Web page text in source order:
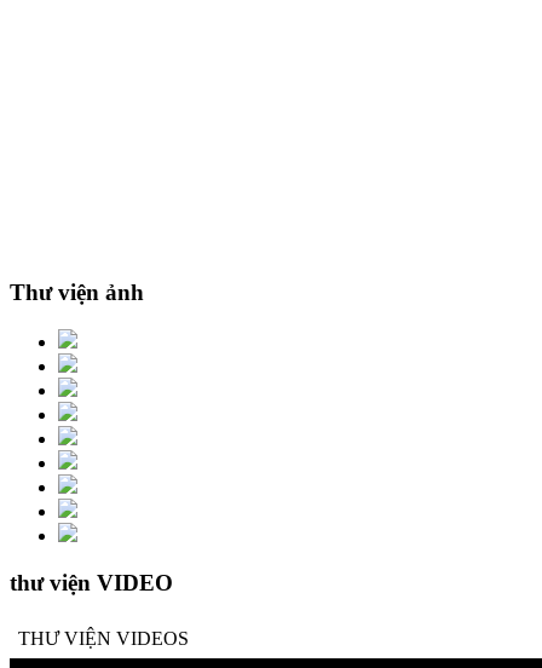
Thư viện ảnh
thư viện VIDEO
THƯ VIỆN VIDEOS